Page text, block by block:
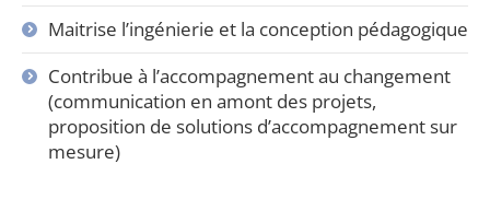
Maitrise l’ingénierie et la conception pédagogique
Contribue à l’accompagnement au changement
(communication en amont des projets,
proposition de solutions d’accompagnement sur
mesure)